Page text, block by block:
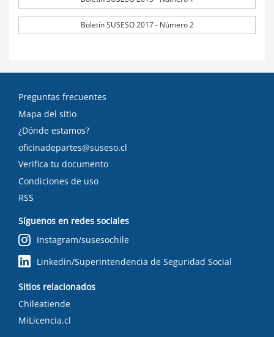
Boletín SUSESO 2017 - Número 2
Preguntas frecuentes
Mapa del sitio
¿Dónde estamos?
oficinadepartes@suseso.cl
Verifica tu documento
Condiciones de uso
RSS
Síguenos en redes sociales
Instagram/susesochile
Linkedin/Superintendencia de Seguridad Social
Sitios relacionados
Chileatiende
MiLicencia.cl